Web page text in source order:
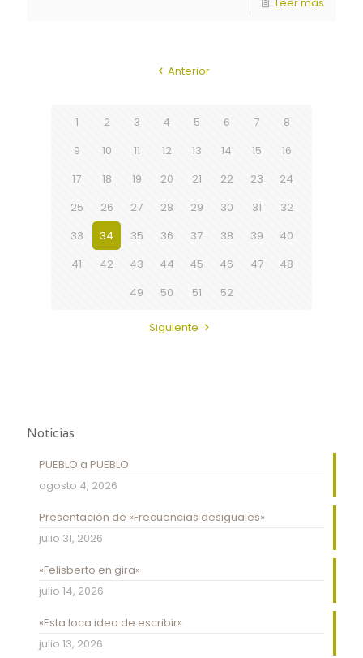
Leer más
Anterior
1 2 3 4 5 6 7
8
9
10 11 12 13 14 15
16
17
18 19 20 21 22 23
24
25
26 27 28 29 30 31
32
33
34 35 36 37 38 39
40
41
42 43 44 45 46 47
48
49
50 51 52
Siguiente
Noticias
PUEBLO a PUEBLO
agosto 4, 2026
Presentación de «Frecuencias desiguales»
julio 31, 2026
«Felisberto en gira»
julio 14, 2026
«Esta loca idea de escribir»
julio 13, 2026